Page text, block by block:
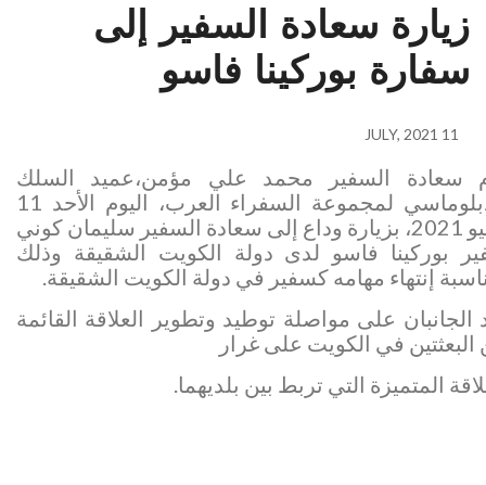
زيارة سعادة السفير إلى
سفارة بوركينا فاسو
11 JULY, 2021
سعادة السفير محمد علي مؤمن،عميد السلك
الدبلوماسي لمجموعة السفراء العرب، اليوم الأحد 11
يوليو 2021، بزيارة وداع إلى سعادة السفير سليمان كوني
بوركينا فاسو لدى دولة الكويت الشقيقة وذلك
إنتهاء مهامه كسفير في دولة الكويت الشقيقة.
الجانبان على مواصلة توطيد وتطوير العلاقة القائمة
البعثتين في الكويت على غرار
المتميزة التي تربط بين بلديهما.